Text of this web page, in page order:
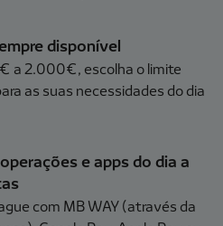
disponível
a 2.000€, escolha o limite
as suas necessidades do dia
e apps do dia a
com MB WAY (através da